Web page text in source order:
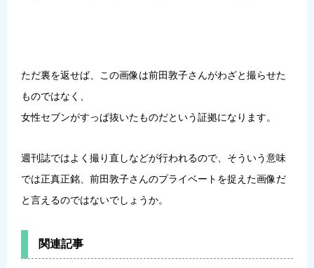
ただ裏を返せば、この画像は前田敦子さんがわざと撮らせた
ものではなく、
女性セブンがすっぱ抜いたものだという証拠になります。
週刊誌ではよく撮り直しなどが行われるので、そういう意味
では正真正銘、前田敦子さんのプライベートを捉えた画像だ
と言えるのではないでしょうか。
関連記事